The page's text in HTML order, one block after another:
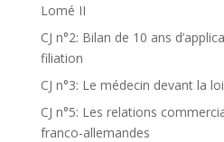
Lomé II
CJ n°2: Bilan de 10 ans
filiation
CJ n°3: Le médecin devant la
CJ n°5: Les relations
franco-allemandes